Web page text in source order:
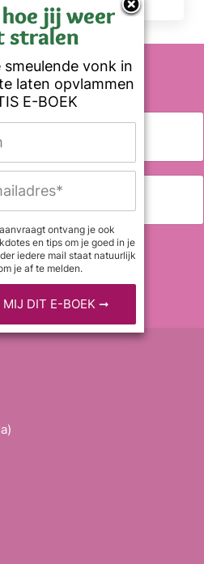
en tips.
jij weer
stralen
vonk in
laten opvlammen
E-BOEK
ontvang je ook
en tips om je goed in je
iedere mail staat natuurlijk
je af te melden.